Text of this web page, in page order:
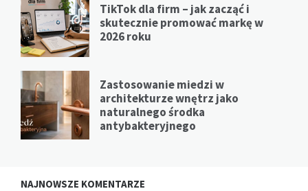
TikTok dla firm – jak zacząć i
skutecznie promować markę w
2026 roku
Zastosowanie miedzi w
architekturze wnętrz jako
naturalnego środka
antybakteryjnego
NAJNOWSZE KOMENTARZE